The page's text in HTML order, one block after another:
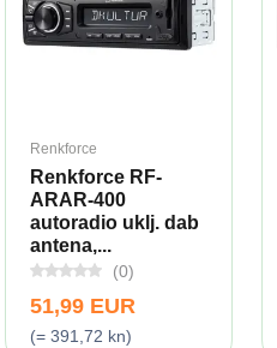
Renkforce
Renkforce RF-
ARAR-400
autoradio uklj. dab
antena,...
(0)
51,99 EUR
(= 391,72 kn)